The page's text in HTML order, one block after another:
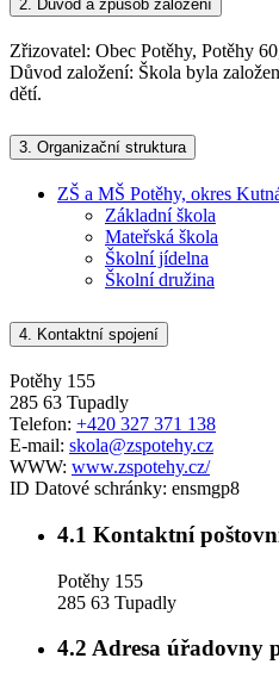
2. Důvod a způsob založení
Zřizovatel: Obec Potěhy, Potěhy
Důvod založení: Škola byla
dětí.
3. Organizační struktura
ZŠ a MŠ Potěhy, okres
Základní škola
Mateřská škola
Školní jídelna
Školní družina
4. Kontaktní spojení
Potěhy 155
285 63 Tupadly
Telefon: +420 327 371 138
E-mail: skola@zspotehy.cz
WWW: www.zspotehy.cz/
ID Datové schránky: ensmgp8
4.1 Kontaktní
Potěhy 155
285 63 Tupadly
4.2 Adresa úřadovny